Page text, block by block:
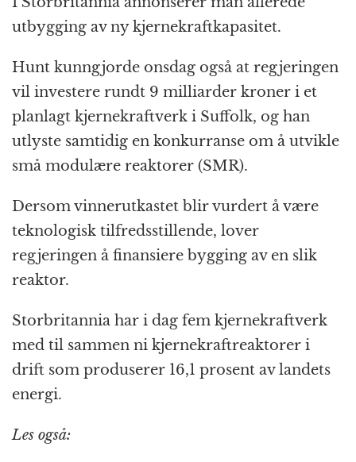
utbygging av ny kjernekraftkapasitet.
Hunt kunngjorde onsdag også at regjeringen
vil investere rundt 9 milliarder kroner i et
planlagt kjernekraftverk i Suffolk, og han
utlyste samtidig en konkurranse om å utvikle
små modulære reaktorer (SMR).
Dersom vinnerutkastet blir vurdert å være
teknologisk tilfredsstillende, lover
regjeringen å finansiere bygging av en slik
reaktor.
Storbritannia har i dag fem kjernekraftverk
med til sammen ni kjernekraftreaktorer i
drift som produserer 16,1 prosent av landets
energi.
Les også: